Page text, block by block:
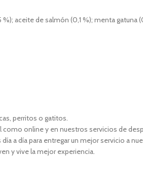
aceite de salmón (0,1 %); menta gatuna
perritos o gatitos.
online y en nuestros servicios de
a día para entregar un mejor servicio a
y vive la mejor experiencia.